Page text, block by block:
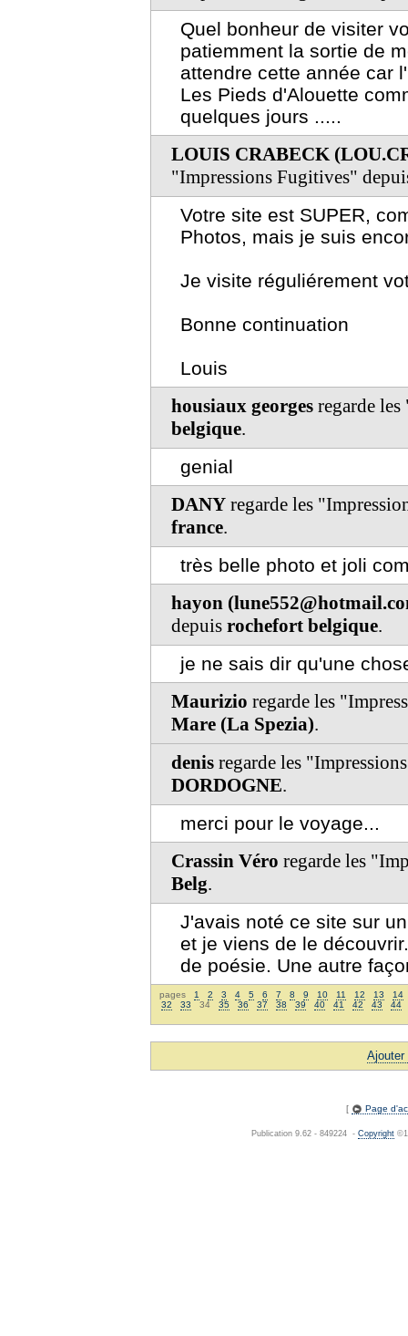
Quel bonheur de visiter
patiemment la sortie de
attendre cette année car
Les Pieds d'Alouette
quelques jours .....
LOUIS CRABECK
"Impressions Fugitives"
Votre site est SUPER,
Photos, mais je suis
Je visite réguliérement
Bonne continuation
Louis
housiaux georges regarde
belgique.
genial
DANY regarde les
france.
très belle photo et joli
hayon
depuis rochefort belgique.
je ne sais dir qu'une
Maurizio regarde les
Mare (La Spezia).
denis regarde les
DORDOGNE.
merci pour le voyage...
Crassin Véro regarde les
Belg.
J'avais noté ce site sur
et je viens de le
de poésie. Une autre
pages 1 2 3 4 5 6 7 8 9 10 11 12 13
14
32
33 34 35 36 37 38 39 40 41 42 43 44
Ajouter
[ Page
Publication 9.62 - 849224 - Copyright